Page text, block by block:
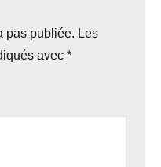
pas publiée. Les
avec *